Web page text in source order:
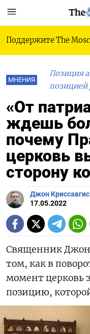
Поддержите The
МНЕНИЯ
Позиция
позицией
«От
ждешь
почему
церковь
сторону
Джон Криссавгис
17.05.2022
Священник Джон
том, как в
момент церковь
позицию,